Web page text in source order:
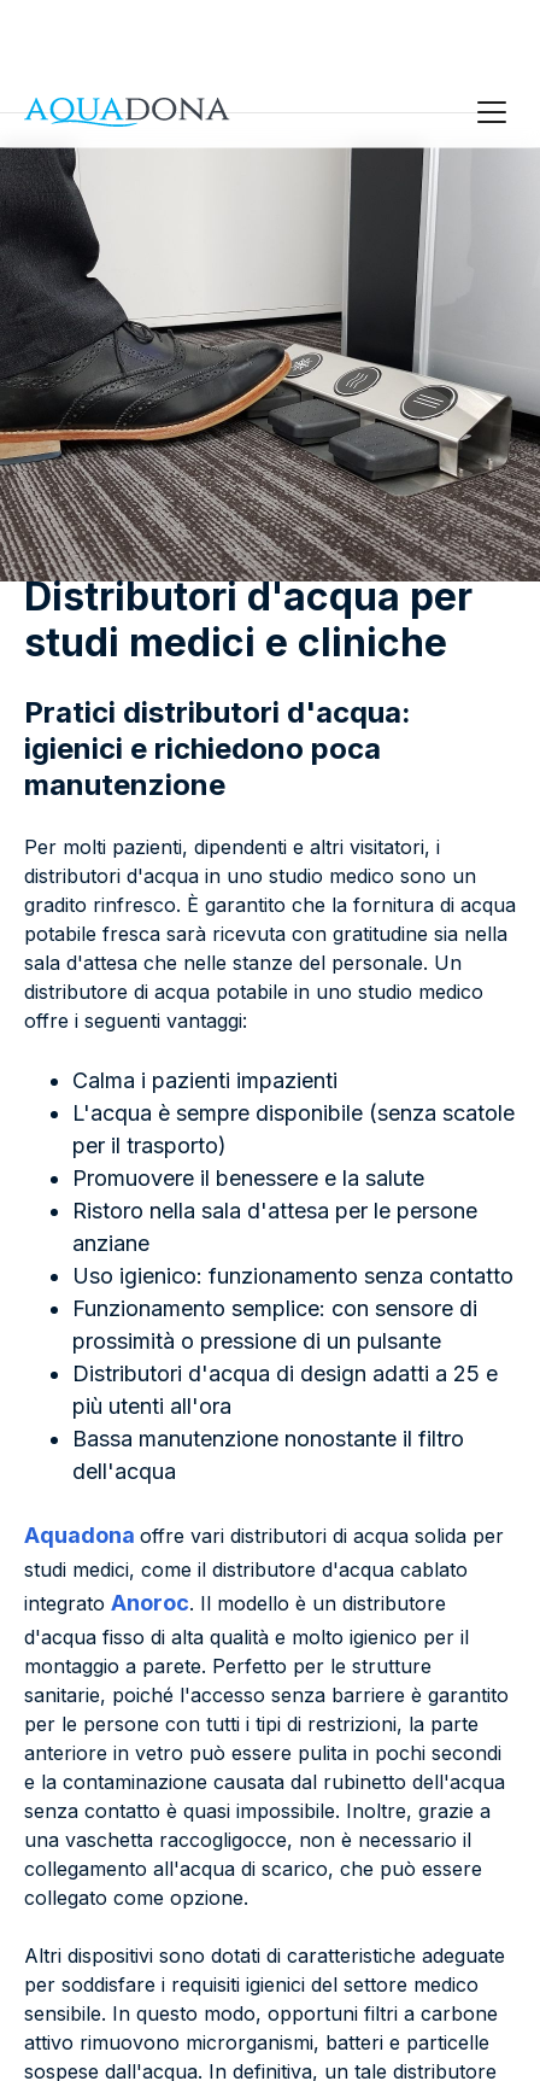
Distributori d'acqua per
studi medici e cliniche
Pratici distributori d'acqua:
igienici e richiedono poca
manutenzione
Per molti pazienti, dipendenti e altri visitatori, i
distributori d'acqua in uno studio medico sono un
gradito rinfresco. È garantito che la fornitura di acqua
potabile fresca sarà ricevuta con gratitudine sia nella
sala d'attesa che nelle stanze del personale. Un
distributore di acqua potabile in uno studio medico
offre i seguenti vantaggi:
Calma i pazienti impazienti
L'acqua è sempre disponibile (senza scatole
per il trasporto)
Promuovere il benessere e la salute
Ristoro nella sala d'attesa per le persone
anziane
Uso igienico: funzionamento senza contatto
Funzionamento semplice: con sensore di
prossimità o pressione di un pulsante
Distributori d'acqua di design adatti a 25 e
più utenti all'ora
Bassa manutenzione nonostante il filtro
dell'acqua
Aquadona offre vari distributori di acqua solida per
studi medici, come il distributore d'acqua cablato
integrato Anoroc. Il modello è un distributore
d'acqua fisso di alta qualità e molto igienico per il
montaggio a parete. Perfetto per le strutture
sanitarie, poiché l'accesso senza barriere è garantito
per le persone con tutti i tipi di restrizioni, la parte
anteriore in vetro può essere pulita in pochi secondi
e la contaminazione causata dal rubinetto dell'acqua
senza contatto è quasi impossibile. Inoltre, grazie a
una vaschetta raccogligocce, non è necessario il
collegamento all'acqua di scarico, che può essere
collegato come opzione.
Altri dispositivi sono dotati di caratteristiche adeguate
per soddisfare i requisiti igienici del settore medico
sensibile. In questo modo, opportuni filtri a carbone
attivo rimuovono microrganismi, batteri e particelle
sospese dall'acqua. In definitiva, un tale distributore